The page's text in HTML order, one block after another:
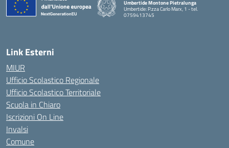
Umbertide Montone Pietralunga
Umbertide: P.zza Carlo Marx, 1 - tel.
0759413745
Link Esterni
MIUR
Ufficio Scolastico Regionale
Ufficio Scolastico Territoriale
Scuola in Chiaro
Iscrizioni On Line
Invalsi
Comune